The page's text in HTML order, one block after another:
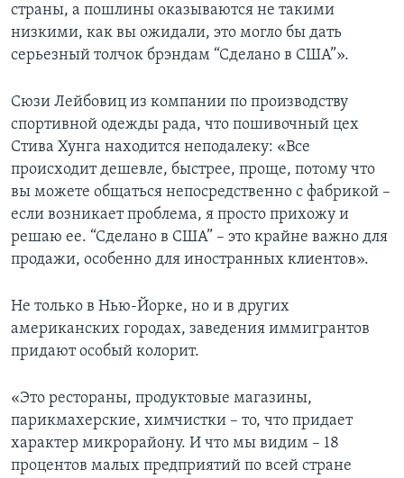
страны, а пошлины оказываются не такими
низкими, как вы ожидали, это могло бы дать
серьезный толчок брэндам “Сделано в США”».
Сюзи Лейбовиц из компании по производству
спортивной одежды рада, что пошивочный цех
Стива Хунга находится неподалеку: «Все
происходит дешевле, быстрее, проще, потому что
вы можете общаться непосредственно с фабрикой –
если возникает проблема, я просто прихожу и
решаю ее. “Сделано в США” – это крайне важно для
продажи, особенно для иностранных клиентов».
Не только в Нью-Йорке, но и в других
американских городах, заведения иммигрантов
придают особый колорит.
«Это рестораны, продуктовые магазины,
парикмахерские, химчистки – то, что придает
характер микрорайону. И что мы видим – 18
процентов малых предприятий по всей стране